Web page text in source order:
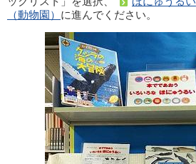
（動物園） に進んでください。